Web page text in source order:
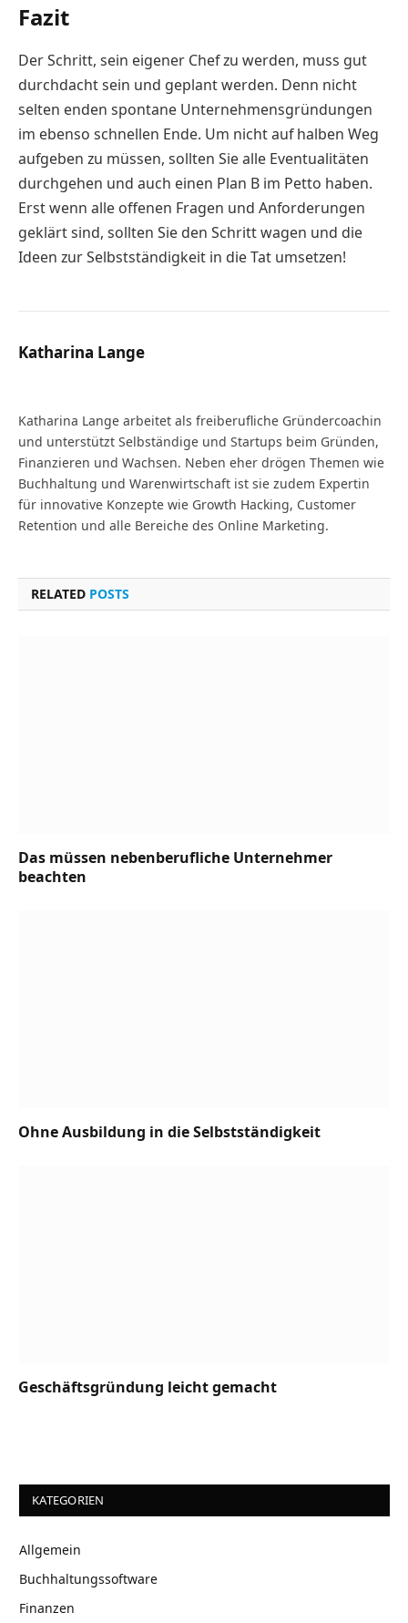
Fazit
Der Schritt, sein eigener Chef zu werden, muss gut
durchdacht sein und geplant werden. Denn nicht
selten enden spontane Unternehmensgründungen
im ebenso schnellen Ende. Um nicht auf halben Weg
aufgeben zu müssen, sollten Sie alle Eventualitäten
durchgehen und auch einen Plan B im Petto haben.
Erst wenn alle offenen Fragen und Anforderungen
geklärt sind, sollten Sie den Schritt wagen und die
Ideen zur Selbstständigkeit in die Tat umsetzen!
Katharina Lange
Katharina Lange arbeitet als freiberufliche Gründercoachin
und unterstützt Selbständige und Startups beim Gründen,
Finanzieren und Wachsen. Neben eher drögen Themen wie
Buchhaltung und Warenwirtschaft ist sie zudem Expertin
für innovative Konzepte wie Growth Hacking, Customer
Retention und alle Bereiche des Online Marketing.
RELATED POSTS
Das müssen nebenberufliche Unternehmer
beachten
Ohne Ausbildung in die Selbstständigkeit
Geschäftsgründung leicht gemacht
KATEGORIEN
Allgemein
Buchhaltungssoftware
Finanzen